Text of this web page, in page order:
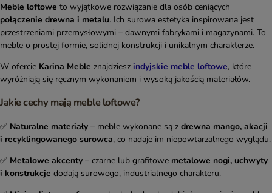
Meble loftowe to wyjątkowe rozwiązanie dla osób ceniących
połączenie drewna i metalu. Ich surowa estetyka inspirowana jest
przestrzeniami przemysłowymi – dawnymi fabrykami i magazynami. To
meble o prostej formie, solidnej konstrukcji i unikalnym charakterze.
W ofercie Karina Meble znajdziesz indyjskie meble loftowe, które
wyróżniają się ręcznym wykonaniem i wysoką jakością materiałów.
Jakie cechy mają meble loftowe?
✅ Naturalne materiały – meble wykonane są z drewna mango, akacji
i recyklingowanego surowca, co nadaje im niepowtarzalnego wyglądu.
✅ Metalowe akcenty – czarne lub grafitowe metalowe nogi, uchwyty
i konstrukcje dodają surowego, industrialnego charakteru.